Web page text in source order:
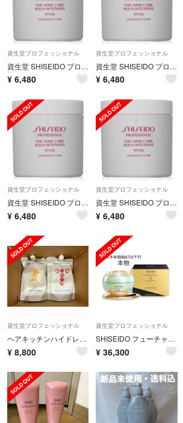
資生堂プロフェッショナル
資生堂 SHISEIDO プロフェッショナル アクアインテンシブ マスク
¥ 6,480
資生堂プロフェッショナル
資生堂 SHISEIDO プロフェッショナル アクアインテンシブ マスク
¥ 6,480
資生堂プロフェッショナル
資生堂 SHISEIDO プロフェッショナル アクアインテンシブ マスク
¥ 6,480
資生堂プロフェッショナル
資生堂 SHISEIDO プロフェッショナル アクアインテンシブ マスク
¥ 6,480
資生堂プロフェッショナル
ヘアキッチンハイドレイティングシャンプー&モイスチャライジングトリート詰替用1L
¥ 8,800
資生堂プロフェッショナル
SHISEIDO フューチャーソリューション LXレジェンダリーEN クリーム
¥ 36,300